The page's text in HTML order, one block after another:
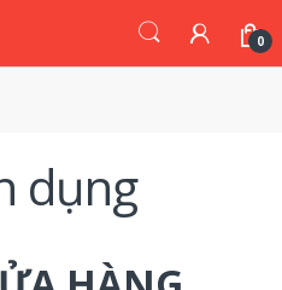
0
dụng